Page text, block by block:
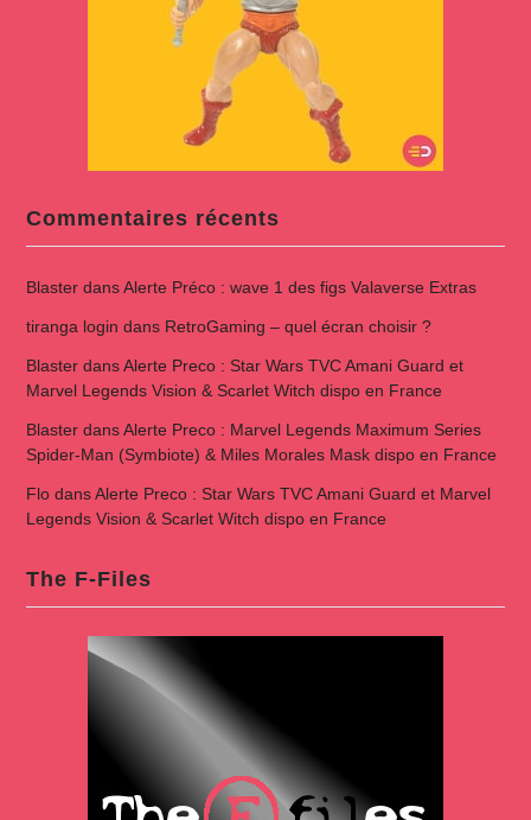
Commentaires récents
BlasterdansAlerte Préco : wave 1 des figs Valaverse Extras
tiranga login dans RetroGaming – quel écran choisir ?
BlasterdansAlerte Preco : Star Wars TVC Amani Guard et
Marvel Legends Vision & Scarlet Witch dispo en France
BlasterdansAlerte Preco : Marvel Legends Maximum Series
Spider-Man (Symbiote) & Miles Morales Mask dispo en France
FlodansAlerte Preco : Star Wars TVC Amani Guard et Marvel
Legends Vision & Scarlet Witch dispo en France
The F-Files